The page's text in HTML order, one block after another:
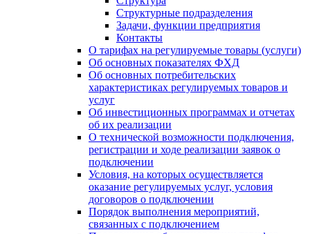
Структурные подразделения
Задачи, функции предприятия
Контакты
О тарифах на регулируемые товары (услуги)
Об основных показателях ФХД
Об основных потребительских
характеристиках регулируемых товаров и
услуг
Об инвестиционных программах и отчетах
об их реализации
О технической возможности подключения,
регистрации и ходе реализации заявок о
подключении
Условия, на которых осуществляется
оказание регулируемых услуг, условия
договоров о подключении
Порядок выполнения мероприятий,
связанных с подключением